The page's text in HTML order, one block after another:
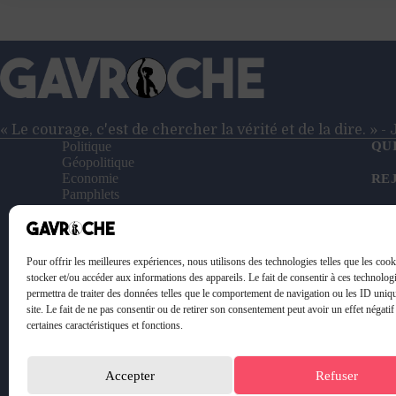
Pour offrir les meilleures expériences, nous utilisons des technologies telles que les
stocker et/ou accéder aux informations des appareils. Le fait de consentir à ces
permettra de traiter des données telles que le comportement de navigation ou les ID
site. Le fait de ne pas consentir ou de retirer son consentement peut avoir un effet
certaines caractéristiques et fonctions.
Accepter Refuser
aux
Américains.
Est-
ce
si
grave
?
« Le courage, c'est de chercher la vérité et de la dire. » -
Politique
Géopolitique
Economie
Pamphlets
Entretiens
Reportages
Le Petit Gavroche